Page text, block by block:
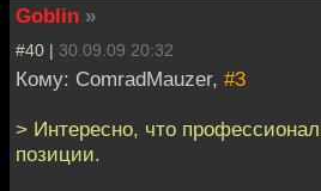
Goblin »
#40 | 30.09.09 20:32
Кому: ComradMauzer, #3
> Интересно, что
позиции.